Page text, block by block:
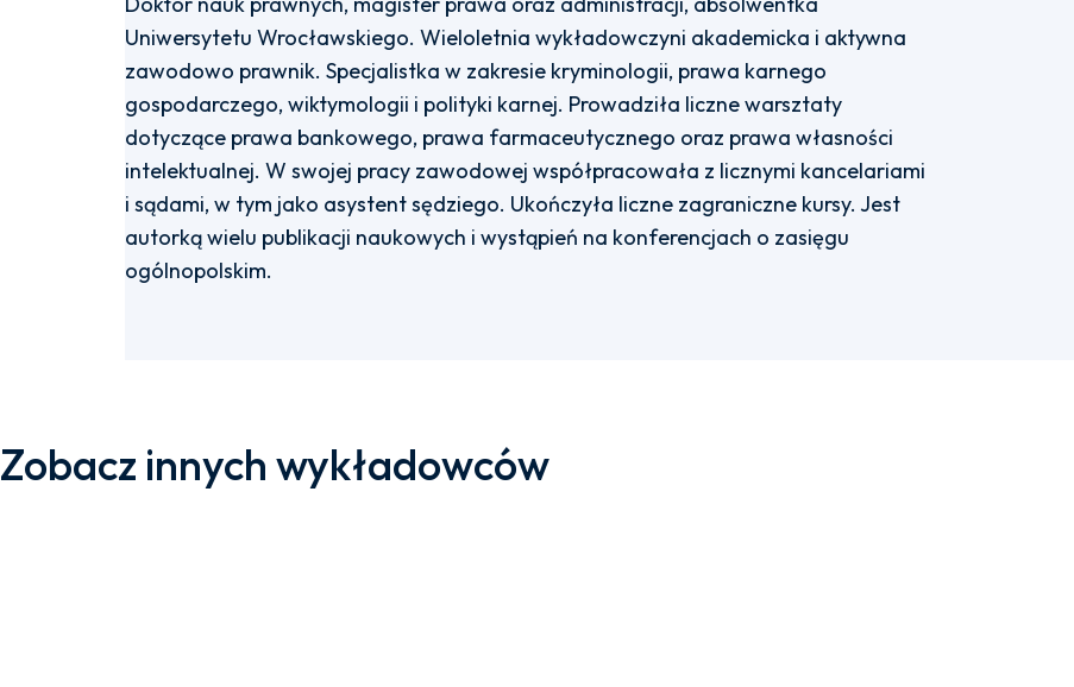
Uniwersytetu Wrocławskiego. Wieloletnia wykładowczyni akademicka i aktywna
zawodowo prawnik. Specjalistka w zakresie kryminologii, prawa karnego
gospodarczego, wiktymologii i polityki karnej. Prowadziła liczne warsztaty
dotyczące prawa bankowego, prawa farmaceutycznego oraz prawa własności
intelektualnej. W swojej pracy zawodowej współpracowała z licznymi kancelariami
i sądami, w tym jako asystent sędziego. Ukończyła liczne zagraniczne kursy. Jest
autorką wielu publikacji naukowych i wystąpień na konferencjach o zasięgu
ogólnopolskim.
Zobacz innych wykładowców